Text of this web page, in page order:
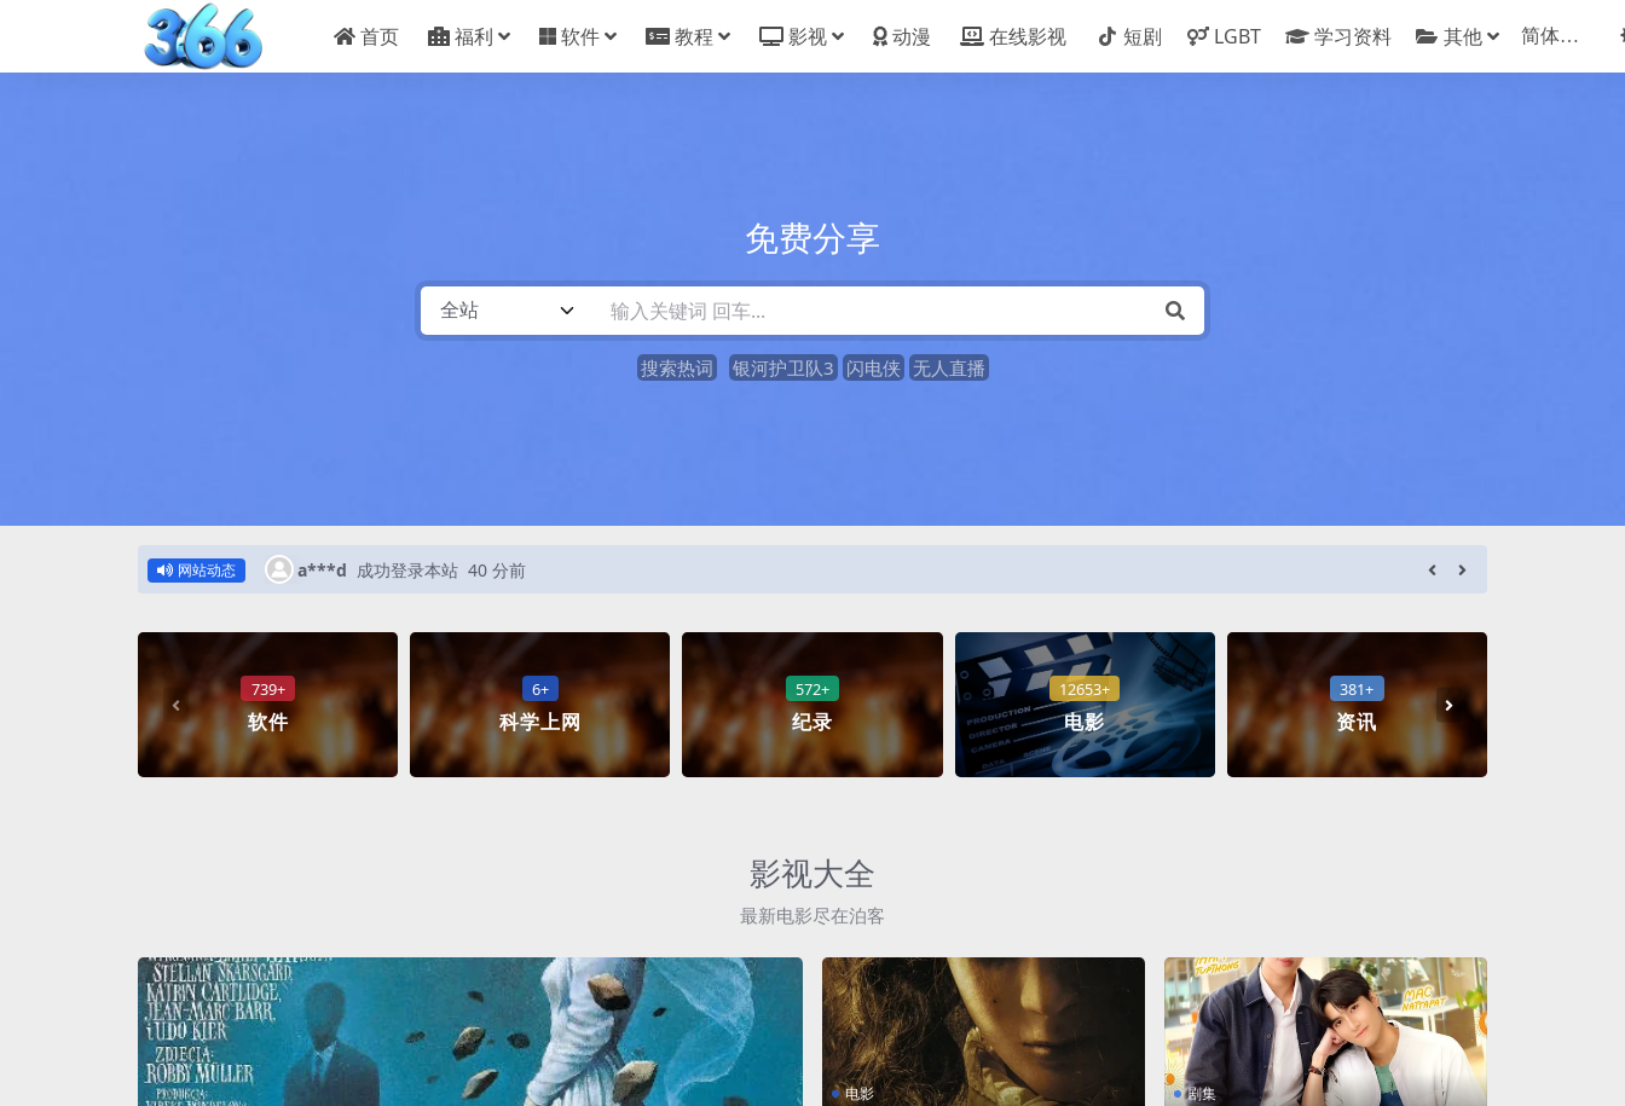
首页 福利 软件 教程 影视 动漫 在线影视 短剧 LGBT 学习资料 其他
免费分享
搜索热词 银河护卫队3 闪电侠 无人直播
网站动态 a***d 成功登录本站 40 分前
739+
软件
6+
科学上网
572+
纪录
12653+
电影
381+
资讯
影视大全
最新电影尽在泊客
电影 剧集